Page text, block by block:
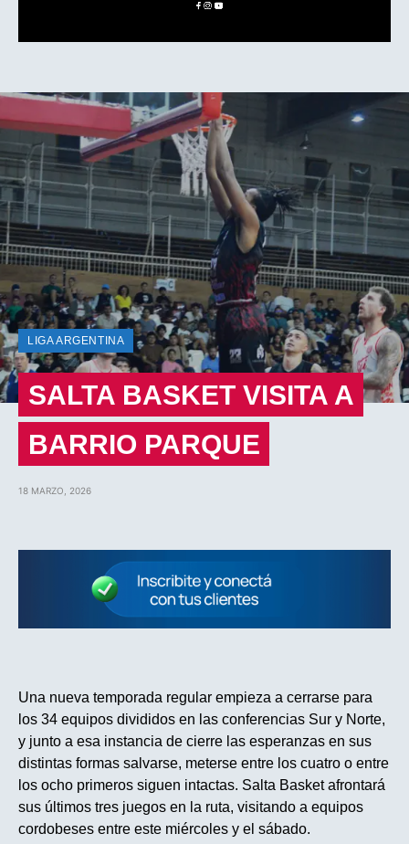
LIGA ARGENTINA
SALTA BASKET VISITA A
BARRIO PARQUE
18 MARZO, 2026
Una nueva temporada regular empieza a cerrarse para
los 34 equipos divididos en las conferencias Sur y Norte,
y junto a esa instancia de cierre las esperanzas en sus
distintas formas salvarse, meterse entre los cuatro o entre
los ocho primeros siguen intactas. Salta Basket afrontará
sus últimos tres juegos en la ruta, visitando a equipos
cordobeses entre este miércoles y el sábado.